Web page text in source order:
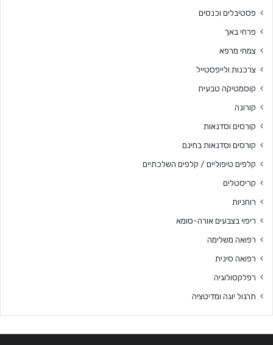
פסטיבלים וכנסים
פרחי באך
צמחי מרפא
צרכנות ולייפסטייל
קוסמטיקה טבעית
קורונה
קורסים וסדנאות
קורסים וסדנאות בחינם
קלפים טיפוליים / קלפים השלכתיים
קריסטלים
רוחניות
ריפוי בצבעים אורה-סומא
רפואה משלימה
רפואה סינית
רפלקסולוגיה
תרגול יוגה ומדיטציה